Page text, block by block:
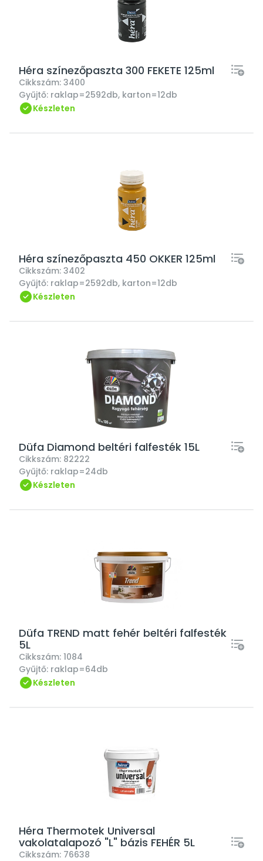
Héra színezőpaszta 300 FEKETE 125ml
Cikkszám: 3400
Gyűjtő: raklap=2592db, karton=12db
Készleten
Héra színezőpaszta 450 OKKER 125ml
Cikkszám: 3402
Gyűjtő: raklap=2592db, karton=12db
Készleten
Düfa Diamond beltéri falfesték 15L
Cikkszám: 82222
Gyűjtő: raklap=24db
Készleten
Düfa TREND matt fehér beltéri falfesték
5L
Cikkszám: 1084
Gyűjtő: raklap=64db
Készleten
Héra Thermotek Universal
vakolatalapozó "L" bázis FEHÉR 5L
Cikkszám: 76638